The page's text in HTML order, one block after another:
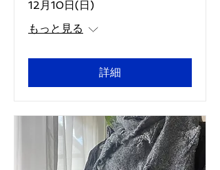
12月10日(日)
もっと見る
詳細